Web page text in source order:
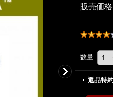
販売価格
数量:
返品特